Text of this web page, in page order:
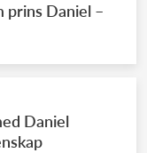
prins Daniel –
Daniel